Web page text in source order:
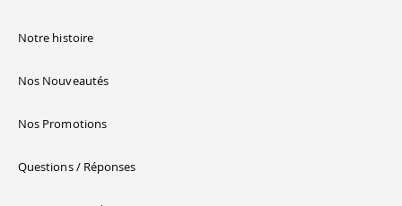
Notre histoire
Nos Nouveautés
Nos Promotions
Questions / Réponses